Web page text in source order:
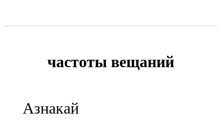
частоты вещаний
Азнакай